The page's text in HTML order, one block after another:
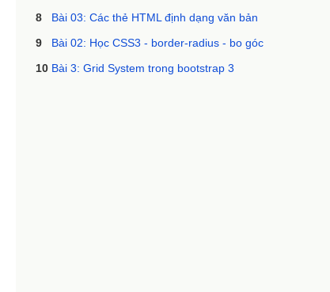
8
Bài 03: Các thẻ HTML định dạng văn bản
9
Bài 02: Học CSS3 - border-radius - bo góc
10 Bài 3: Grid System trong bootstrap 3